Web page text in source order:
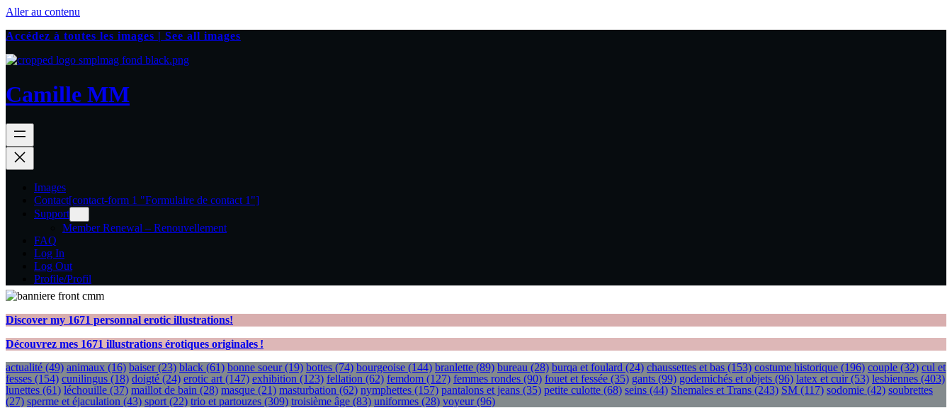
Aller au contenu
Accédez à toutes les images | See all images
Camille MM
Images
Contact[contact-form 1 "Formulaire de contact 1"]
Support
Member Renewal – Renouvellement
FAQ
Log In
Log Out
Profile/Profil
Discover my 1671 personnal erotic illustrations!
Découvrez mes 1671 illustrations érotiques originales !
actualité (49) animaux (16) baiser(23) black (61) bonne soeur(19) bottes (74) bourgeoise (144) branlette (89) bureau (28) burqa et foulard (24) chaussettes et bas (153) costume historique (196) couple (32) cul et
fesses (154) cunilingus (18) doigté (24) erotic art (147) exhibition (123) fellation (62) femdom (127) femmes rondes (90) fouet et fessée (35) gants (99) godemichés et objets (96) latex et cuir(53) lesbiennes (403)
lunettes (61) léchouille (37) maillot de bain (28) masque (21) masturbation (62) nymphettes (157) pantalons et jeans (35) petite culotte (68) seins (44) Shemales et Trans (243) SM (117) sodomie (42) soubrettes
(27) sperme et éjaculation (43) sport (22) trio et partouzes (309) troisième âge (83) uniformes (28) voyeur(96)